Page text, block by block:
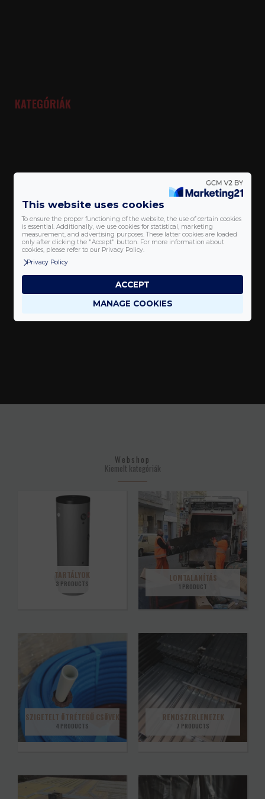
KATEGÓRIÁK
Webshop
Kiemelt kategóriák
TARTÁLYOK
3 PRODUCTS
LOMTALANÍTÁS
1 PRODUCT
SZIGETELT ÖTRÉTEGŰ CSÖVEK
4 PRODUCTS
RENDSZERLEMEZEK
7 PRODUCTS
This website uses cookies
To ensure the proper functioning of the website, the use of certain cookies
is essential. Additionally, we use cookies for statistical, marketing
measurement, and advertising purposes. These latter cookies are loaded
only after clicking the "Accept" button. For more information about
cookies, please refer to our Privacy Policy.
Privacy Policy
MANAGE COOKIES
ACCEPT